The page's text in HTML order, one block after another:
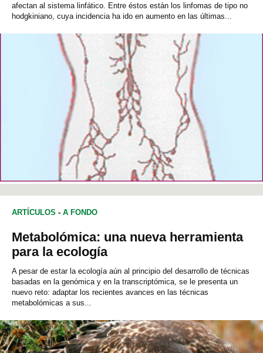
afectan al sistema linfático. Entre éstos están los linfomas de tipo no
hodgkiniano, cuya incidencia ha ido en aumento en las últimas...
ARTÍCULOS - A FONDO
Metabolómica: una nueva herramienta
para la ecología
A pesar de estar la ecología aún al principio del desarrollo de técnicas
basadas en la genómica y en la transcriptómica, se le presenta un
nuevo reto: adaptar los recientes avances en las técnicas
metabolómicas a sus...